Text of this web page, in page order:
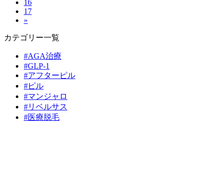
16
17
»
カテゴリー一覧
#AGA治療
#GLP-1
#アフターピル
#ピル
#マンジャロ
#リベルサス
#医療脱毛